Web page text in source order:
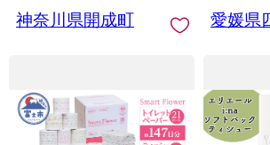
産 業務用 防災備蓄 備蓄 防
神奈川県開成町
愛媛県